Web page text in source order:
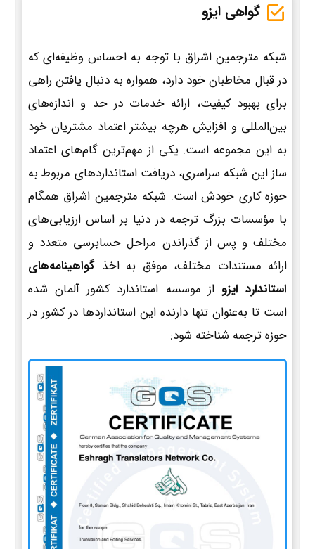
گواهی ایزو
شبکه مترجمین اشراق با توجه به احساس وظیفه‌ای که
در قبال مخاطبان خود دارد، همواره به دنبال یافتن راهی
برای بهبود کیفیت، ارائه خدمات در حد و اندازه‌های
بین‌المللی و افزایش هرچه بیشتر اعتماد مشتریان خود
به این مجموعه است. یکی از مهم‌ترین گام‌های اعتماد
ساز این شبکه سراسری، دریافت استانداردهای مربوط به
حوزه کاری خودش است. شبکه مترجمین اشراق همگام
با مؤسسات بزرگ ترجمه در دنیا بر اساس ارزیابی‌های
مختلف و پس از گذراندن مراحل حسابرسی متعدد و
ارائه مستندات مختلف، موفق به اخذ گواهینامه‌های
استاندارد ایزو از موسسه استاندارد کشور آلمان شده
است تا به‌عنوان تنها دارنده این استانداردها در کشور در
حوزه ترجمه شناخته شود: